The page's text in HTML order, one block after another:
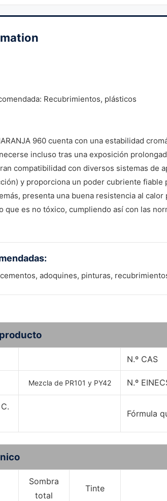
Recubrimientos, plásticos
960 cuenta con una estabilidad
incluso tras una exposición
compatibilidad con diversos sistemas de
y proporciona un poder cubriente
presenta una buena resistencia al
que es no tóxico, cumpliendo así con las
adoquines, pinturas,
N.º CAS
Mezcla de PR101 y PY42 N.º
Fórmula
Sombra
total
Tinte